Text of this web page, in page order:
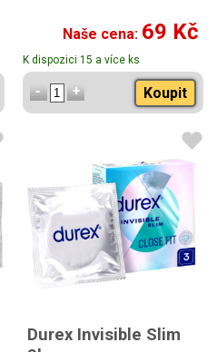
Naše cena: 69 Kč
K dispozici 15 a více ks
Koupit
Durex Invisible Slim